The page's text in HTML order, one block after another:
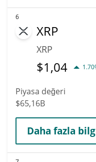
6
XRP
XRP
$1,04
Piyasa değeri
$65,16B
Daha fazla